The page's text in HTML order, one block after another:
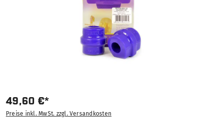
49,60 €*
Preise inkl. MwSt. zzgl. Versandkosten